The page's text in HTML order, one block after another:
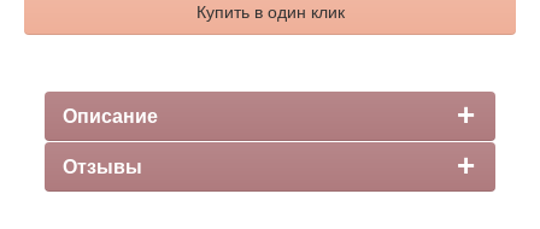
Купить в один клик
Описание
Отзывы